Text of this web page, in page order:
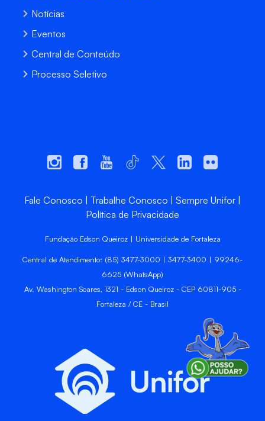
Notícias
Eventos
Central de Conteúdo
Processo Seletivo
Fale Conosco Trabalhe Conosco
Sempre Unifor
Política de Privacidade
Fundação Edson Queiroz | Universidade de Fortaleza
Central de Atendimento: (85) 3477-3000 | 3477-3400 | 99246-
6625 (WhatsApp)
Av. Washington Soares, 1321 - Edson Queiroz - CEP 60811-905 -
Fortaleza / CE - Brasil